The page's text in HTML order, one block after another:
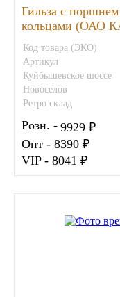
Новоуфимский НПЗ
Оригинальные масла
РОСНЕФТЬ
MOZER
North Sea Lubricants
Гильза с
кольцами (ОАО
Код товара (ЭКО)
Артикул
Куйбышевское шоссе
Новоселов
Ретро склад
Розн. - 9929 ₽
Опт - 8390 ₽
VIP - 8041 ₽